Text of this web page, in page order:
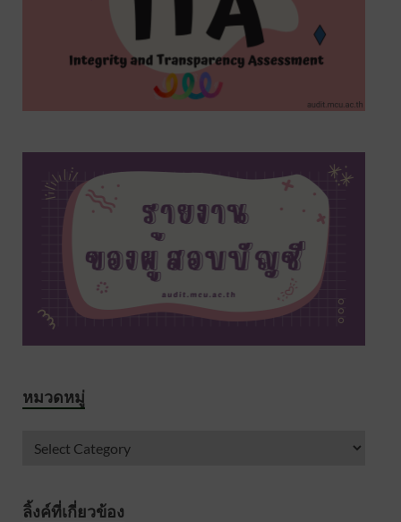
หมวดหมู่
ลิ้งค์ที่เกี่ยวข้อง